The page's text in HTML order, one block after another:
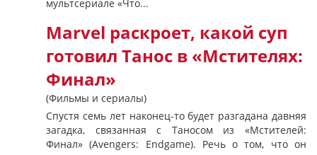
мультсериале «Что...
Marvel раскроет, какой суп
готовил Танос в «Мстителях:
Финал»
(Фильмы и сериалы)
Спустя семь лет наконец-то будет разгадана давняя
загадка, связанная с Таносом из «Мстителей:
Финал» (Avengers: Endgame). Речь о том, что он